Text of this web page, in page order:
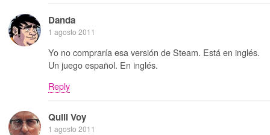
Danda
1 agosto 2011
Yo no compraría esa versión de Steam. Está en inglés.
Un juego español. En inglés.
Reply
Quill Voy
1 agosto 2011